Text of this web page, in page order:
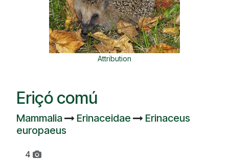
Attribution
Eriçó comú
Mammalia Erinaceidae
Erinaceus
europaeus
4